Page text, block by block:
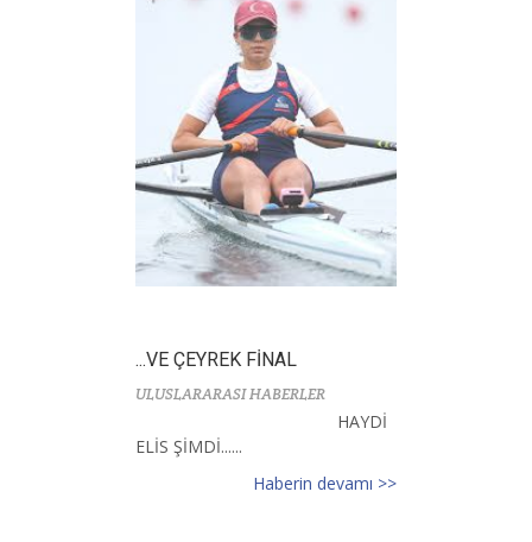
...VE ÇEYREK FİNAL
ULUSLARARASI HABERLER
HAYDİ
ELİS ŞİMDİ......
Haberin devamı >>